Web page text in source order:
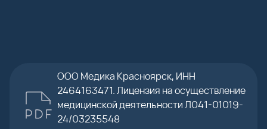
ООО Медика Красноярск, ИНН
2464163471. Лицензия на осуществление
медицинской деятельности Л041-01019-
24/03235548